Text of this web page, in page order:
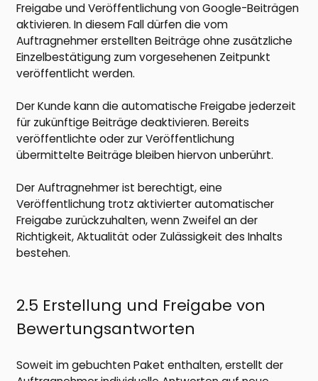
Freigabe und Veröffentlichung von Google-Beiträgen
aktivieren. In diesem Fall dürfen die vom
Auftragnehmer erstellten Beiträge ohne zusätzliche
Einzelbestätigung zum vorgesehenen Zeitpunkt
veröffentlicht werden.
Der Kunde kann die automatische Freigabe jederzeit
für zukünftige Beiträge deaktivieren. Bereits
veröffentlichte oder zur Veröffentlichung
übermittelte Beiträge bleiben hiervon unberührt.
Der Auftragnehmer ist berechtigt, eine
Veröffentlichung trotz aktivierter automatischer
Freigabe zurückzuhalten, wenn Zweifel an der
Richtigkeit, Aktualität oder Zulässigkeit des Inhalts
bestehen.
2.5 Erstellung und Freigabe von
Bewertungsantworten
Soweit im gebuchten Paket enthalten, erstellt der